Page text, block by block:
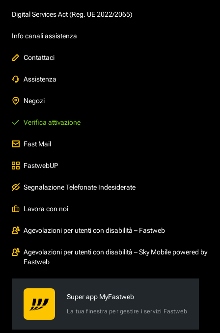
Digital Services Act (Reg. UE 2022/2065)
Info canali assistenza
Contattaci
Assistenza
Negozi
Verifica attivazione
Fast Mail
FastwebUP
Segnalazione Telefonate Indesiderate
Lavora con noi
Agevolazioni per utenti con disabilità – Fastweb
Agevolazioni per utenti con disabilità – Sky Mobile powered by
Fastweb
Super app MyFastweb
La tua finestra per gestire i servizi Fastweb